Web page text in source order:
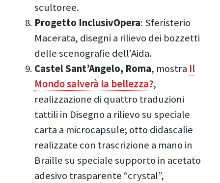
scultoree.
Progetto InclusivOpera: Sferisterio
Macerata, disegni a rilievo dei bozzetti
delle scenografie dell’Aida.
Castel Sant’Angelo, Roma, mostra Il
Mondo salverà la bellezza?,
realizzazione di quattro traduzioni
tattili in Disegno a rilievo su speciale
carta a microcapsule; otto didascalie
realizzate con trascrizione a mano in
Braille su speciale supporto in acetato
adesivo trasparente “crystal”,